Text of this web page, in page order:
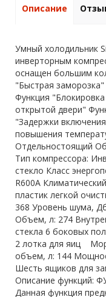
Описание
Умный холодильник
инверторным
оснащен большим
"Быстрая
Функция
открытой двери"
"Задержки
повышения
Отдельностоящий
Тип компрессора:
стекло Класс
R600A
пластик легкой
368 Уровень шума,
Объем, л: 274
стекла 6 боковых
2 лотка для яиц
объем, л: 144
Шесть ящиков для
Описание функций:
Данная функция